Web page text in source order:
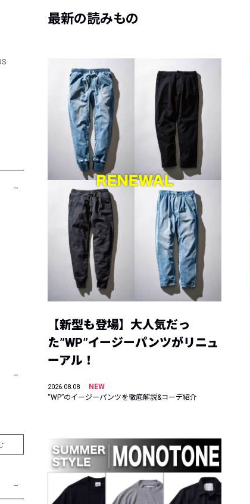
最新の読みもの
【新型も登場】大人気だっ
た”WP”イージーパンツがリニュ
ーアル！
2026.08.08
NEW
“WP”のイージーパンツを徹底解説&コーデ紹介